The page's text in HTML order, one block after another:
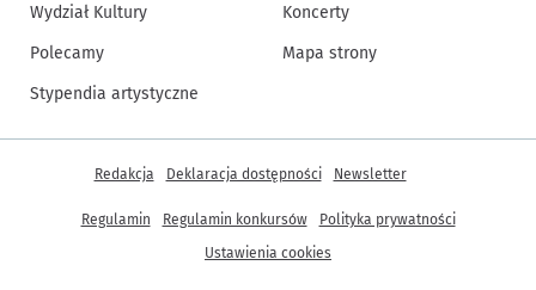
Wydział Kultury
Polecamy
Stypendia artystyczne
Koncerty
Mapa strony
Inne informacje
Redakcja Deklaracja dostępności Newsletter
Regulamin Regulamin konkursów
Polityka prywatności
Ustawienia cookies